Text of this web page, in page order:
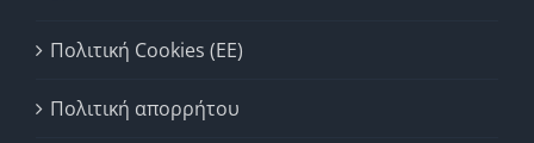
Πολιτική Cookies (ΕΕ)
Πολιτική απορρήτου